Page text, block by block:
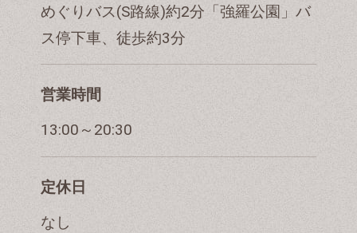
めぐりバス(S路線)約2分「強羅公園」バ
ス停下車、徒歩約3分
営業時間
13:00～20:30
定休日
なし